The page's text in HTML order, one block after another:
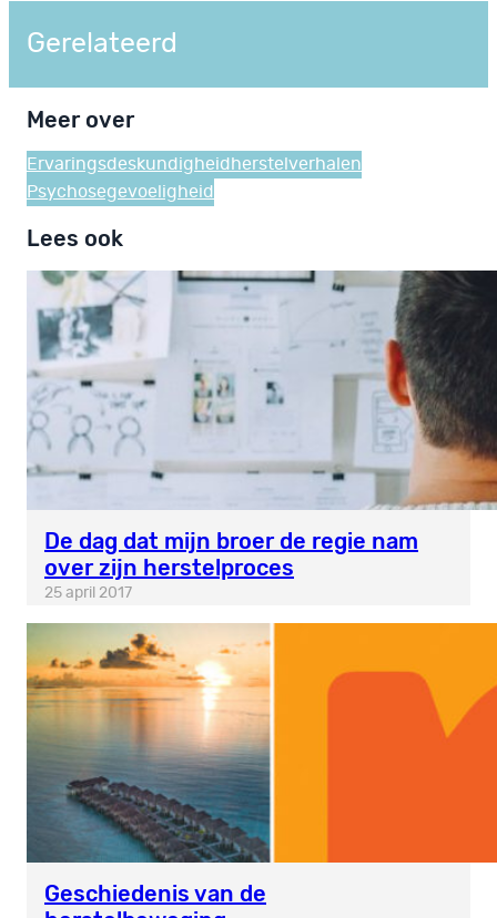
Gerelateerd
Meer over
Ervaringsdeskundigheid herstelverhalen
Psychosegevoeligheid
Lees ook
De dag dat mijn broer de regie nam
over zijn herstelproces
25 april 2017
Geschiedenis van de